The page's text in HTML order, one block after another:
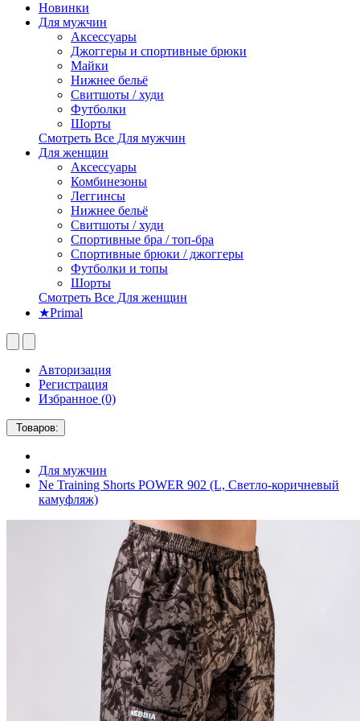
Новинки
Для мужчин
Аксессуары
Джоггеры и спортивные брюки
Майки
Нижнее бельё
Свитшоты / худи
Футболки
Шорты
Смотреть Все Для мужчин
Для женщин
Аксессуары
Комбинезоны
Леггинсы
Нижнее бельё
Свитшоты / худи
Спортивные бра / топ-бра
Спортивные брюки / джоггеры
Футболки и топы
Шорты
Смотреть Все Для женщин
★Primal
Авторизация
Регистрация
Избранное (0)
Товаров:
Для мужчин
Ne Training Shorts POWER 902 (L, Светло-коричневый
камуфляж)